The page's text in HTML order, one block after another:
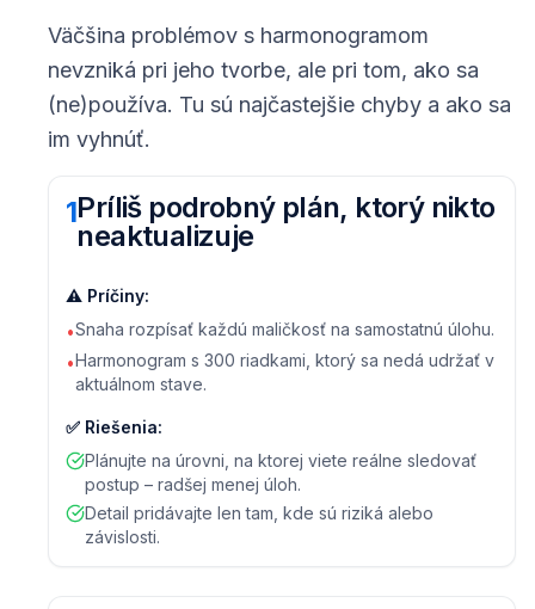
Väčšina problémov s harmonogramom
nevzniká pri jeho tvorbe, ale pri tom, ako sa
(ne)používa. Tu sú najčastejšie chyby a ako sa
im vyhnúť.
1Príliš podrobný plán, ktorý nikto
neaktualizuje
⚠️ Príčiny:
•Snaha rozpísať každú maličkosť na samostatnú úlohu.
•Harmonogram s 300 riadkami, ktorý sa nedá udržať v
aktuálnom stave.
✅ Riešenia:
Plánujte na úrovni, na ktorej viete reálne sledovať
postup – radšej menej úloh.
Detail pridávajte len tam, kde sú riziká alebo
závislosti.